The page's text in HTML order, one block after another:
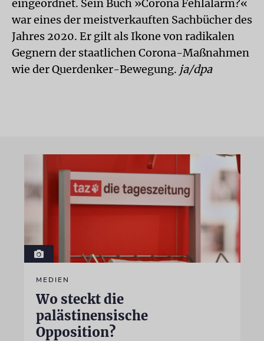
eingeordnet. Sein Buch »Corona Fehlalarm?«
war eines der meistverkauften Sachbücher des
Jahres 2020. Er gilt als Ikone von radikalen
Gegnern der staatlichen Corona-Maßnahmen
wie der Querdenker-Bewegung. ja/dpa
MEDIEN
Wo steckt die
palästinensische
Opposition?